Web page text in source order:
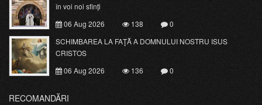
în voi noi sfinți
06 Aug 2026
138
0
SCHIMBAREA LA FAŢĂ A DOMNULUI NOSTRU ISUS
CRISTOS
06 Aug 2026
136 0
RECOMANDĂRI